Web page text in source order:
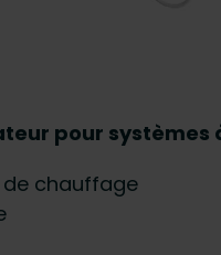
pour systèmes
chauffage